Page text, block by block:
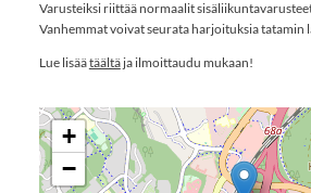
Varusteiksi riittää normaalit
Vanhemmat voivat seurata harjoituksia tatamin
Lue lisäätäältäja ilmoittaudu mukaan!
+
−